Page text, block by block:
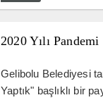
2020 Yılı
Gelibolu Belediyesi
Yaptık" başlıklı bir